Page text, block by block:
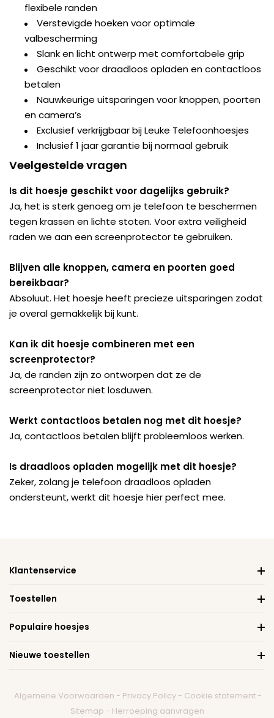
flexibele randen
Verstevigde hoeken voor optimale
valbescherming
Slank en licht ontwerp met comfortabele grip
Geschikt voor draadloos opladen en contactloos
betalen
Nauwkeurige uitsparingen voor knoppen, poorten
en camera’s
Exclusief verkrijgbaar bij Leuke Telefoonhoesjes
Inclusief 1 jaar garantie bij normaal gebruik
Veelgestelde vragen
Is dit hoesje geschikt voor dagelijks gebruik?
Ja, het is sterk genoeg om je telefoon te beschermen
tegen krassen en lichte stoten. Voor extra veiligheid
raden we aan een screenprotector te gebruiken.
Blijven alle knoppen, camera en poorten goed
bereikbaar?
Absoluut. Het hoesje heeft precieze uitsparingen zodat
je overal gemakkelijk bij kunt.
Kan ik dit hoesje combineren met een
screenprotector?
Ja, de randen zijn zo ontworpen dat ze de
screenprotector niet losduwen.
Werkt contactloos betalen nog met dit hoesje?
Ja, contactloos betalen blijft probleemloos werken.
Is draadloos opladen mogelijk met dit hoesje?
Zeker, zolang je telefoon draadloos opladen
ondersteunt, werkt dit hoesje hier perfect mee.
Klantenservice
Toestellen
Populaire hoesjes
Nieuwe toestellen
Algemene Voorwaarden - Privacy Policy - Cookie statement -
Sitemap - Herroeping aanvragen